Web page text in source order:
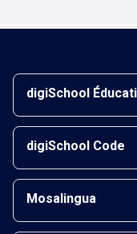
digiSchool
digiSchool Code
Mosalingua